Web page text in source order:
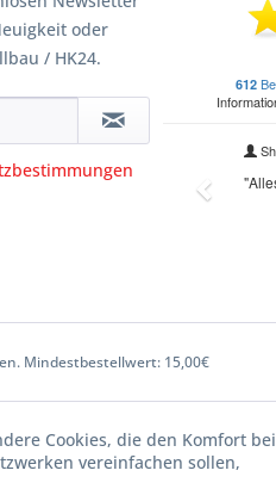
oder
/ HK24.
Mindestbestellwert: 15,00€
Cookies, die den Komfort bei
vereinfachen sollen,